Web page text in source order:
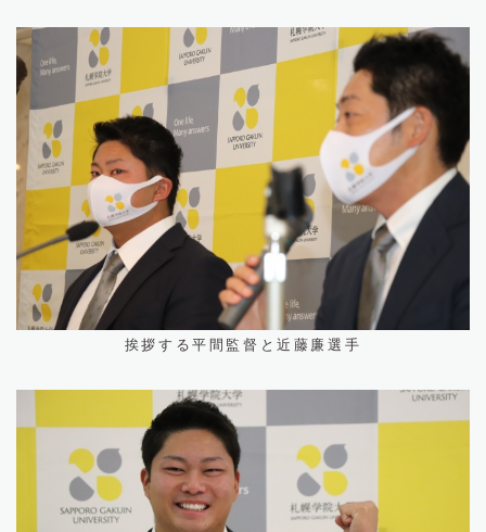
挨拶する平間監督と近藤廉選手